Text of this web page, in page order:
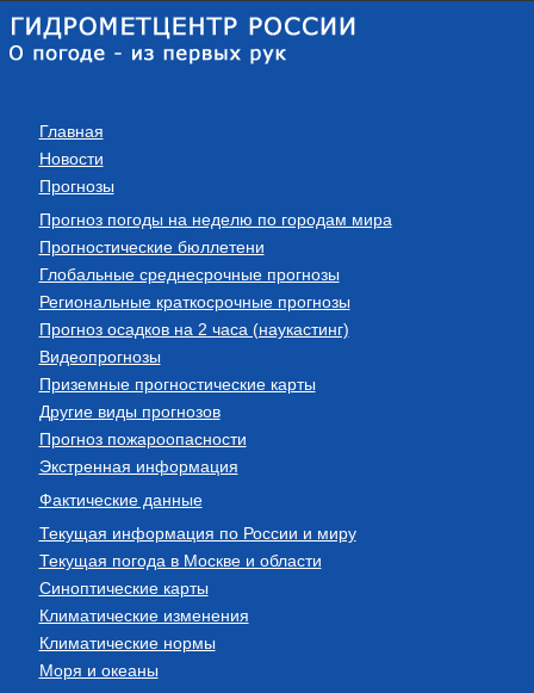
Главная
Новости
Прогнозы
Прогноз погоды на неделю по городам мира
Прогностические бюллетени
Глобальные среднесрочные прогнозы
Региональные краткосрочные прогнозы
Прогноз осадков на 2 часа (наукастинг)
Видеопрогнозы
Приземные прогностические карты
Другие виды прогнозов
Прогноз пожароопасности
Экстренная информация
Фактические данные
Текущая информация по России и миру
Текущая погода в Москве и области
Синоптические карты
Климатические изменения
Климатические нормы
Моря и океаны